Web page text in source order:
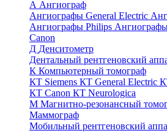
А Ангиограф
Ангиографы General Electric
Ангиографы Philips
Canon
Д Денситометр
Дентальный рентгеновский
К Компьютерный томограф
КТ Siemens КТ General Electric
КТ Canon КТ Neurologica
М Магнитно-резонансный
Маммограф
Мобильный рентгеновский